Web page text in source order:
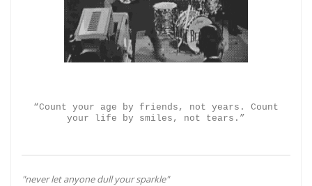
“Count your age by friends, not years. Count
your life by smiles, not tears.”
"never let anyone dull your sparkle"